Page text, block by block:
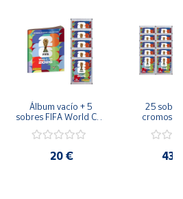
Álbum vacío + 5
sobres FIFA World Cup
Colección Oficial
20 €
25
cromos
Sticker